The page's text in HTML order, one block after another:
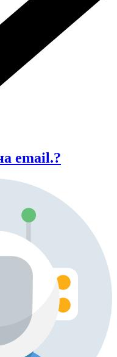
email.?